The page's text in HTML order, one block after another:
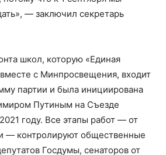
— заключил секретарь
школ, которую «Единая
с Минпросвещения, входит
партии и была инициирована
Путиным на Съезде
году. Все этапы работ — от
— контролируют общественные
Госдумы, сенаторов от